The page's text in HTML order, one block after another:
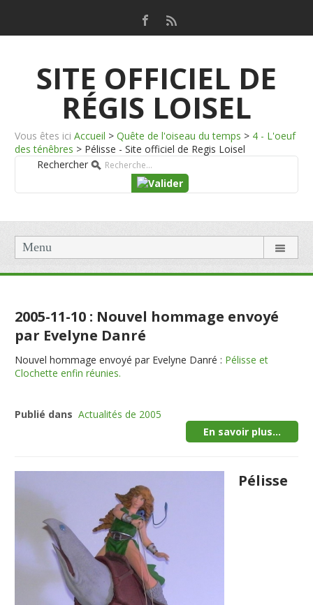
SITE OFFICIEL DE
RÉGIS LOISEL
Vous êtes ici Accueil > Quête de l'oiseau du temps > 4 - L'oeuf
des ténêbres > Pélisse - Site officiel de Regis Loisel
Rechercher
Menu
2005-11-10 : Nouvel hommage envoyé
par Evelyne Danré
Nouvel hommage envoyé par Evelyne Danré : Pélisse et
Clochette enfin réunies.
Publié dans Actualités de 2005
En savoir plus...
Pélisse